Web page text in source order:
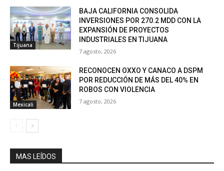
Tijuana
BAJA CALIFORNIA CONSOLIDA
INVERSIONES POR 270.2 MDD CON LA
EXPANSIÓN DE PROYECTOS
INDUSTRIALES EN TIJUANA
7 agosto, 2026
Mexicali
RECONOCEN OXXO Y CANACO A DSPM
POR REDUCCIÓN DE MÁS DEL 40% EN
ROBOS CON VIOLENCIA
7 agosto, 2026
MAS LEÍDOS